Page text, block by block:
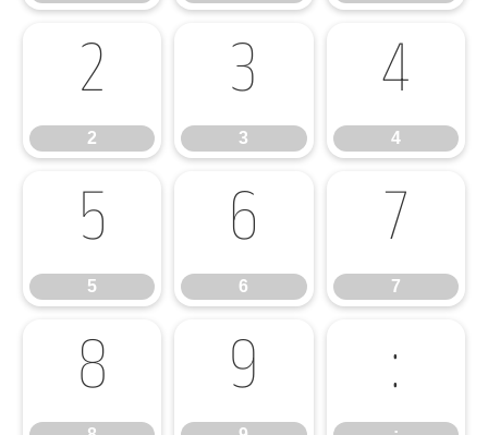
2
2 3
3 4
4
5
5 6
6 7
7
8 9 :